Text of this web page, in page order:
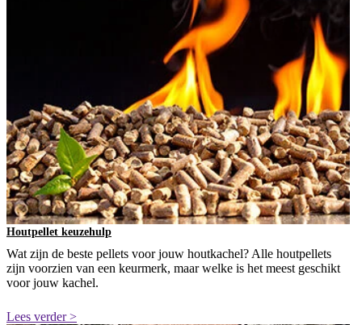
Houtpellet keuzehulp
Wat zijn de beste pellets voor jouw houtkachel? Alle houtpellets
zijn voorzien van een keurmerk, maar welke is het meest geschikt
voor jouw kachel.
Lees verder >